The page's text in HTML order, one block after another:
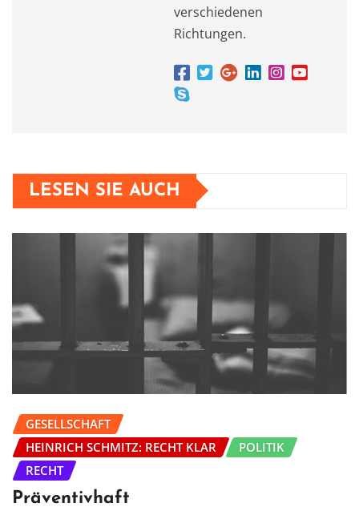
verschiedenen
Richtungen.
LESEN SIE AUCH
GESELLSCHAFT
HEINRICH SCHMITZ: RECHT KLAR
POLITIK
RECHT
Präventivhaft